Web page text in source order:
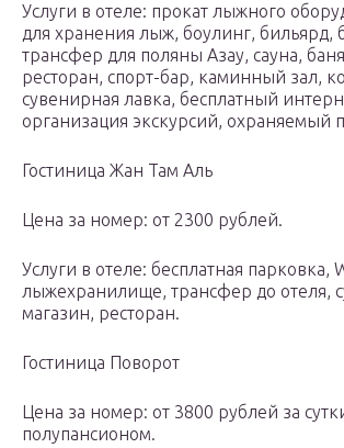
Услуги в отеле: прокат лыжного
для хранения лыж, боулинг, бильярд,
трансфер для поляны Азау, сауна,
ресторан, спорт-бар, каминный зал,
сувенирная лавка, бесплатный
организация экскурсий, охраняемый
Гостиница Жан Там Аль
Цена за номер: от 2300 рублей.
Услуги в отеле: бесплатная парковка,
лыжехранилище, трансфер до отеля,
магазин, ресторан.
Гостиница Поворот
Цена за номер: от 3800 рублей за
полупансионом.